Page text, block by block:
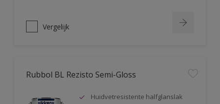
Vergelijk
Rubbol BL Rezisto Semi-Gloss
Huidvetresistente halfglanslak